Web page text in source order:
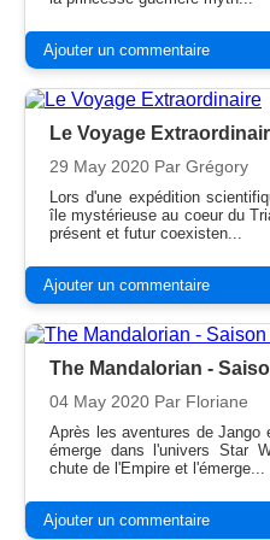
Ajouter un commentaire
Le Voyage
29 May 2020 Par Grégory
Lors d'une expédition
île mystérieuse au coeur du
présent et futur coexisten...
Ajouter un commentaire
The Mandalorian -
04 May 2020 Par Floriane
Après les aventures de Jango
émerge dans l'univers Star
chute de l'Empire et l'émerge...
Ajouter un commentaire